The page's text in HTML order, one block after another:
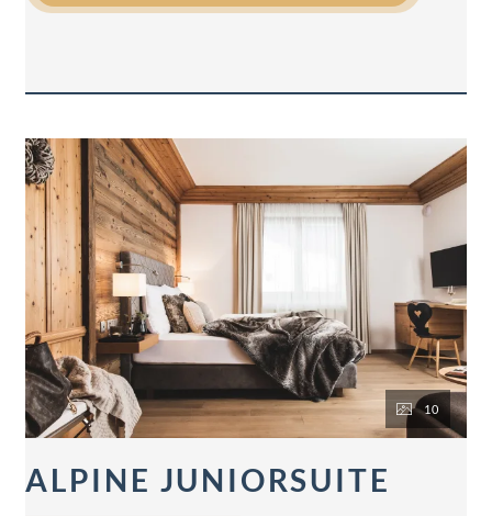
Regendusche, großteils Doppelwaschtisch, Föhn,
teilweise Balkon.
10
ALPINE JUNIORSUITE